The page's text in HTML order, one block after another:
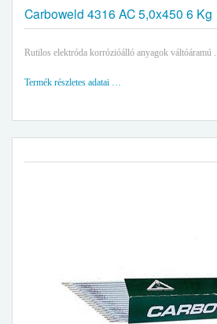
Carboweld 4316 AC 5,0x450 6 Kg
Rutilos elektróda korrózióálló anyagok váltóáramú ...
Termék részletes adatai …